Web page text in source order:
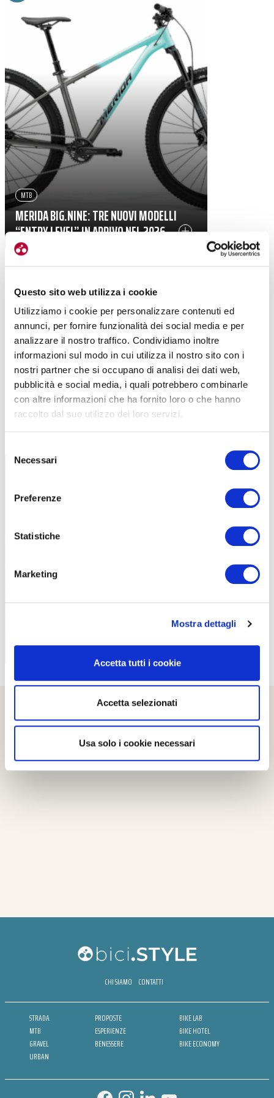
Questo sito web utilizza i cookie
Utilizziamo i cookie per personalizzare contenuti ed
annunci, per fornire funzionalità dei social media e per
analizzare il nostro traffico. Condividiamo inoltre
informazioni sul modo in cui utilizza il nostro sito con i
nostri partner che si occupano di analisi dei dati web,
pubblicità e social media, i quali potrebbero combinarle
con altre informazioni che ha fornito loro o che hanno
raccolto dal suo utilizzo dei loro servizi.
delNecessari
Preferenze
Statistiche
Marketing
Mostra dettagli
Accetta tutti i cookie
Accetta selezionati
Usa solo i cookie necessari
MTB
MERIDA BIG.NINE: TRE NUOVI MODELLI
“ENTRY LEVEL” IN ARRIVO NEL 2026
TUTTE LE CATEGORIE DEL MAGAZINE
CHI SIAMO CONTATTI
STRADA
MTB
GRAVEL
URBAN
PROPOSTE
ESPERIENZE
BENESSERE
BIKE LAB
BIKE HOTEL
BIKE ECONOMY